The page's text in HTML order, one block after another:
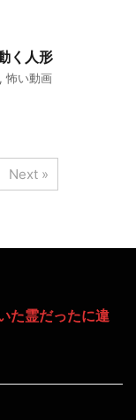
く人形
, 怖い動画
Next »
た霊だったに違